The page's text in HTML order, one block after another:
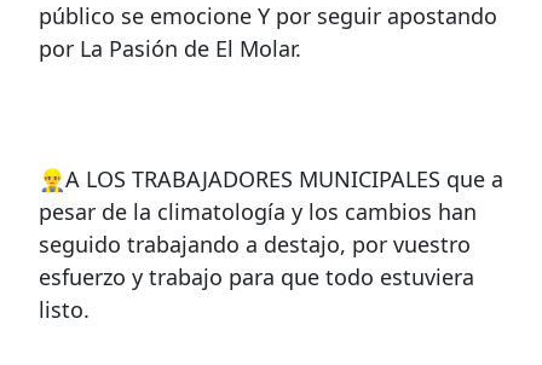
público se emocione Y por seguir apostando
por La Pasión de El Molar.
👷‍♂️A LOS TRABAJADORES MUNICIPALES que a
pesar de la climatología y los cambios han
seguido trabajando a destajo, por vuestro
esfuerzo y trabajo para que todo estuviera
listo.